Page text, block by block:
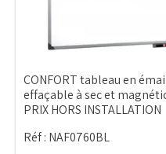
CONFORT tableau en
effaçable à sec et
PRIX HORS INSTALLATION
Réf : NAF0760BL